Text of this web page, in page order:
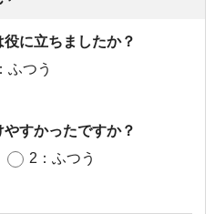
に立ちましたか？
ふつう
すかったですか？
2：ふつう